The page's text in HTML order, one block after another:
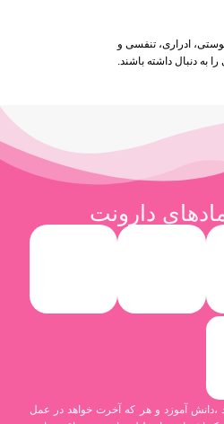
ادراری، تنفسی و
دنبال داشته باشند.
دارونت
،دانش آموزد و هر که آخرت خواهد در عمل